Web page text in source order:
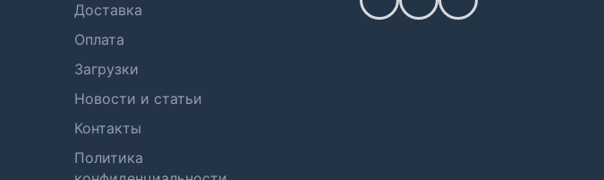
Доставка
Оплата
Загрузки
Новости и статьи
Контакты
Политика